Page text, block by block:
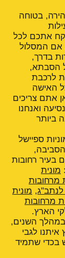
בטוחה
אתכם לכל
אם המסלול
בדרך,
הסבתא,
לרכבת
האישה
אתם צריכים
ואנחנו
ביותר
ספיישל
בעיר רחובות
מונית
מרחובות
לנתב"ג, מונית
מרחובות
הארץ.
במהלך השנים,
לגבי
בכדי שתמיד